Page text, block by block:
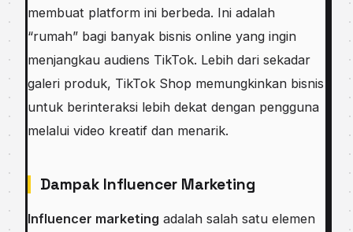
membuat platform ini berbeda. Ini adalah
“rumah” bagi banyak bisnis online yang ingin
menjangkau audiens TikTok. Lebih dari sekadar
galeri produk, TikTok Shop memungkinkan bisnis
untuk berinteraksi lebih dekat dengan pengguna
melalui video kreatif dan menarik.
Dampak Influencer Marketing
Influencer marketing adalah salah satu elemen